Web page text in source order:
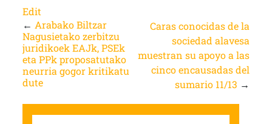
Edit
← Arabako Biltzar
Nagusietako zerbitzu
juridikoek EAJk, PSEk
eta PPk proposatutako
neurria gogor kritikatu
dute
Caras conocidas de la
sociedad alavesa
muestran su apoyo a las
cinco encausadas del
sumario 11/13 →